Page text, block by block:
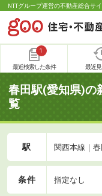
NTTグループ運営の不動産総合サ
1
最近検索した条件 最近
春田駅(愛知県)の
覧
駅 関西本線｜春
条件 指定なし